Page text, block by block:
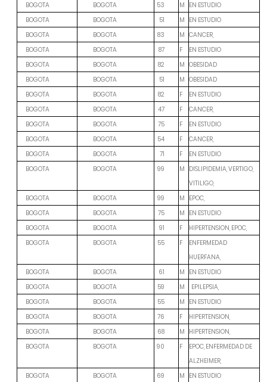
BOGOTA
BOGOTA 53 M EN ESTUDIO
BOGOTA
BOGOTA 51 M EN ESTUDIO
BOGOTA
BOGOTA 83 M CANCER,
BOGOTA
BOGOTA 87 F
EN ESTUDIO
BOGOTA
BOGOTA 82 M OBESIDAD
BOGOTA
BOGOTA 51 M OBESIDAD
BOGOTA
BOGOTA 82 F
EN ESTUDIO
BOGOTA
BOGOTA 47 F
CANCER,
BOGOTA
BOGOTA 75 F
EN ESTUDIO
BOGOTA
BOGOTA 54 F
CANCER,
BOGOTA
BOGOTA 71 F
EN ESTUDIO
BOGOTA
BOGOTA 99 M DISLIPIDEMIA, VERTIGO,
VITILIGO,
BOGOTA
BOGOTA 99 M EPOC,
BOGOTA
BOGOTA 75 M EN ESTUDIO
BOGOTA
BOGOTA 91 F
HIPERTENSION, EPOC,
BOGOTA
BOGOTA 55 F
ENFERMEDAD
HUERFANA,
BOGOTA
BOGOTA 61 M EN ESTUDIO
BOGOTA
BOGOTA 59 M
EPILEPSIA,
BOGOTA
BOGOTA 55 M EN ESTUDIO
BOGOTA
BOGOTA 76 F
HIPERTENSION,
BOGOTA
BOGOTA 68 M HIPERTENSION,
BOGOTA
BOGOTA 90 F
EPOC, ENFERMEDAD DE
ALZHEIMER,
BOGOTA
BOGOTA 69 M EN ESTUDIO